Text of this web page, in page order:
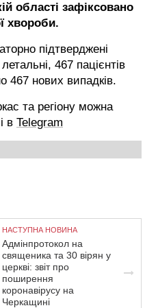
області зафіксовано
хвороби.
підтверджені
467 пацієнтів
467 нових випадків.
та регіону можна
в Telegram
НАСТУПНА НОВИНА
Адмінпротокол на
священика та 30 вірян у
церкві: звіт про
поширення
коронавірусу на
Черкащині